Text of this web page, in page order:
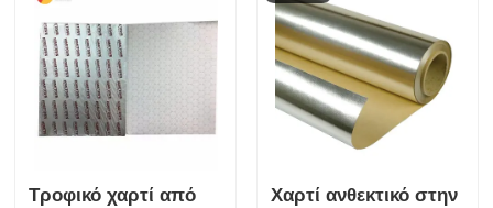
Φαρμακευτικά
προϊόντα Καλλυντικά
Τροφίμων
Βιομηχανικές
συσκευασίες
Θερμική μόνωση
Τροφικό χαρτί από
Χαρτί ανθεκτικό στην